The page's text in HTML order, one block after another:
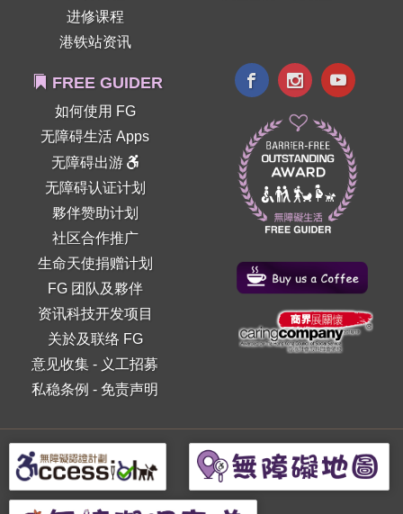
进修课程
港铁站资讯
FREE GUIDER
如何使用 FG
无障碍生活 Apps
无障碍出游
无障碍认证计划
夥伴赞助计划
社区合作推广
生命天使捐赠计划
FG 团队及夥伴
资讯科技开发项目
关於及联络 FG
意见收集 - 义工招募
私稳条例 - 免责声明